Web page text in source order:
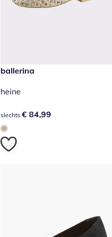
€ 84,99
ballerina
heine
€ 84,99
slechts € 84,99